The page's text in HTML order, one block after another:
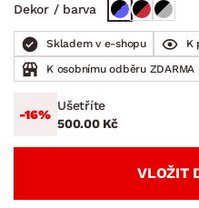
Dekor / barva
Skladem v e-shopu K
K osobnímu odběru ZDARMA
-16%
Ušetříte
500.00 Kč
VLOŽIT